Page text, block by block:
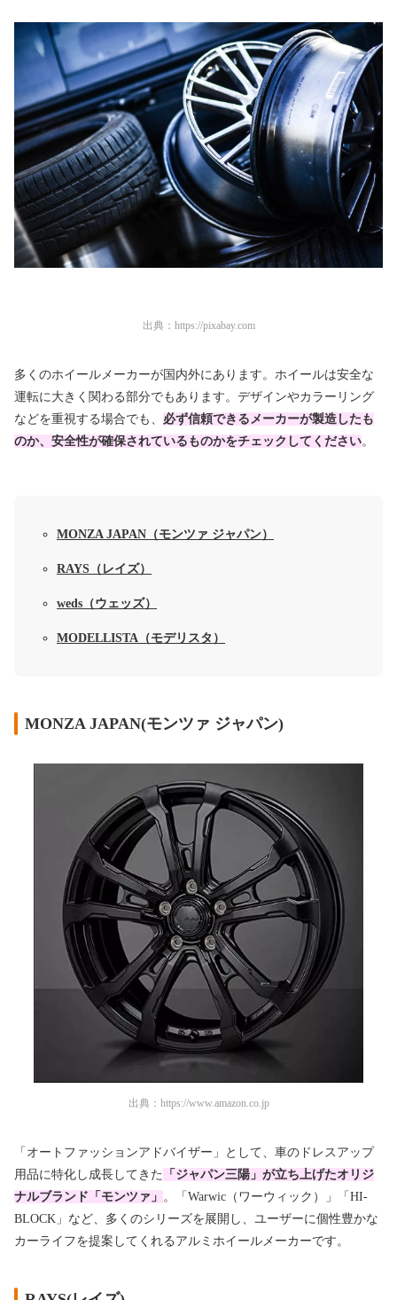
出典： https://pixabay.com
多くのホイールメーカーが国内外にあります。ホイールは安全な
運転に大きく関わる部分でもあります。デザインやカラーリング
などを重視する場合でも、 必ず信頼できるメーカーが製造したも
のか、安全性が確保されているものかをチェックしてください。
MONZA JAPAN（モンツァ ジャパン）
RAYS（レイズ）
weds（ウェッズ）
MODELLISTA（モデリスタ）
MONZA JAPAN(モンツァ ジャパン)
出典： https://www.amazon.co.jp
「オートファッションアドバイザー」として、車のドレスアップ
用品に特化し成長してきた
「ジャパン三陽」が立ち上げたオリジ
ナルブランド「モンツァ」 。「Warwic（ワーウィック）」「HI-
BLOCK」など、多くのシリーズを展開し、ユーザーに個性豊かな
カーライフを提案してくれるアルミホイールメーカーです。